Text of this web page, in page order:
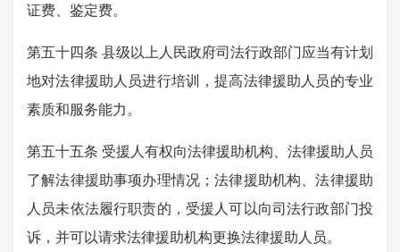
证费、鉴定费。
第五十四条 县级以上人民政府司法行政部门应当有计划
地对法律援助人员进行培训，提高法律援助人员的专业
素质和服务能力。
第五十五条 受援人有权向法律援助机构、法律援助人员
了解法律援助事项办理情况；法律援助机构、法律援助
人员未依法履行职责的，受援人可以向司法行政部门投
诉，并可以请求法律援助机构更换法律援助人员。